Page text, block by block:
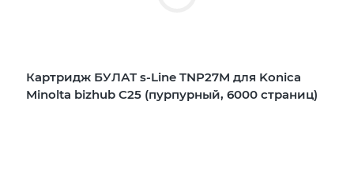
Картридж БУЛАТ s-Line TNP27M для Konica
Minolta bizhub C25 (пурпурный, 6000 страниц)